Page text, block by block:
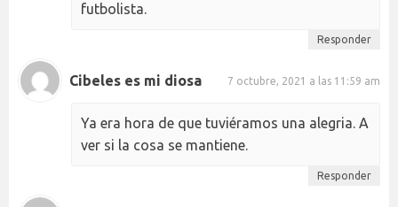
futbolista.
Responder
Cibeles es mi diosa 7 octubre, 2021 a las 11:59 am
Ya era hora de que tuviéramos una alegria. A
ver si la cosa se mantiene.
Responder